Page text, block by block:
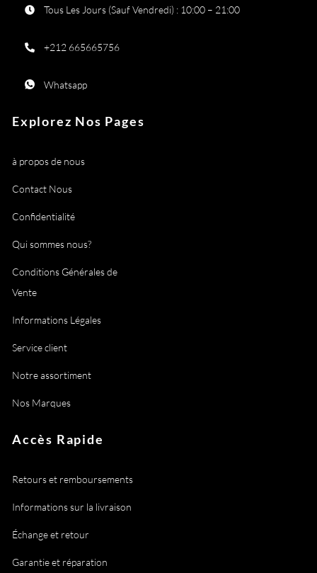
Tous Les Jours (Sauf Vendredi) : 10:00 – 21:00
+212 665665756
Whatsapp
Explorez Nos Pages
à propos de nous
Contact Nous
Confidentialité
Qui sommes nous?
Conditions Générales de
Vente
Informations Légales
Service client
Notre assortiment
Nos Marques
Accès Rapide
Retours et remboursements
Informations sur la livraison
Échange et retour
Garantie et réparation